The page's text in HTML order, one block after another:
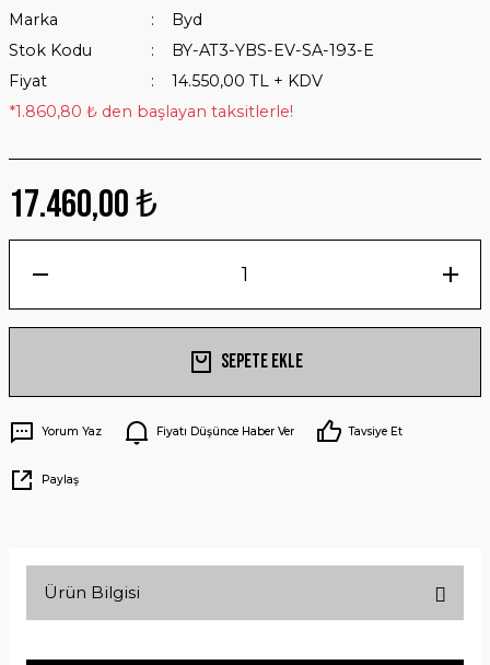
Marka
Byd
Stok Kodu
BY-AT3-YBS-EV-SA-193-E
Fiyat
14.550,00 TL + KDV
*1.860,80 ₺ den başlayan taksitlerle!
17.460,00 ₺
Sepete Ekle
Yorum Yaz Fiyatı Düşünce Haber Ver Tavsiye Et
Paylaş
Ürün Bilgisi